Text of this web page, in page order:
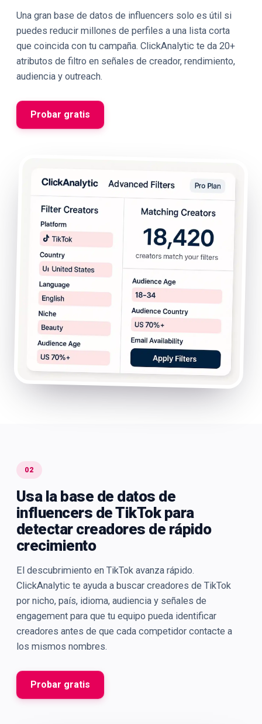
Una gran base de datos de influencers solo es útil si
puedes reducir millones de perfiles a una lista corta
que coincida con tu campaña. ClickAnalytic te da 20+
atributos de filtro en señales de creador, rendimiento,
audiencia y outreach.
Probar gratis
02
Usa la base de datos de
influencers de TikTok para
detectar creadores de rápido
crecimiento
El descubrimiento en TikTok avanza rápido.
ClickAnalytic te ayuda a buscar creadores de TikTok
por nicho, país, idioma, audiencia y señales de
engagement para que tu equipo pueda identificar
creadores antes de que cada competidor contacte a
los mismos nombres.
Probar gratis